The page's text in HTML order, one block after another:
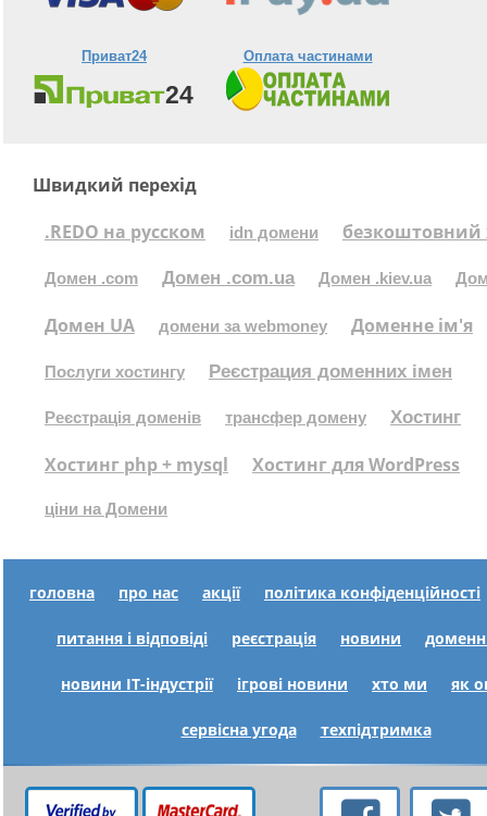
Приват24 Оплата частинами
Швидкий перехід
.REDO на русском
idn домени безкоштовний
Домен .com Домен .com.ua Домен .kiev.ua
Домен UA домени за webmoney Доменне ім'я
Послуги хостингу Реєстрация доменних імен
Реєстрація доменів трансфер домену Хостинг
Хостинг php + mysql Хостинг для WordPress
ціни на Домени
головна про нас акції політика конфіденційності
питання і відповіді реєстрація новини
новини IT-індустрії ігрові новини хто ми як
сервісна угода техпідтримка